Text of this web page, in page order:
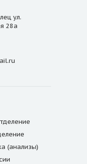
ул.
28а
(анализы)